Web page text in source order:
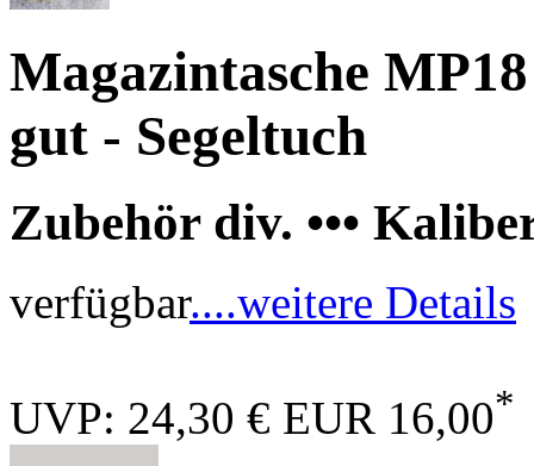
Magazintasche
gut - Segeltuch
Zubehör div. •••
verfügbar....weitere Details
UVP: 24,30 € EUR 16,00*